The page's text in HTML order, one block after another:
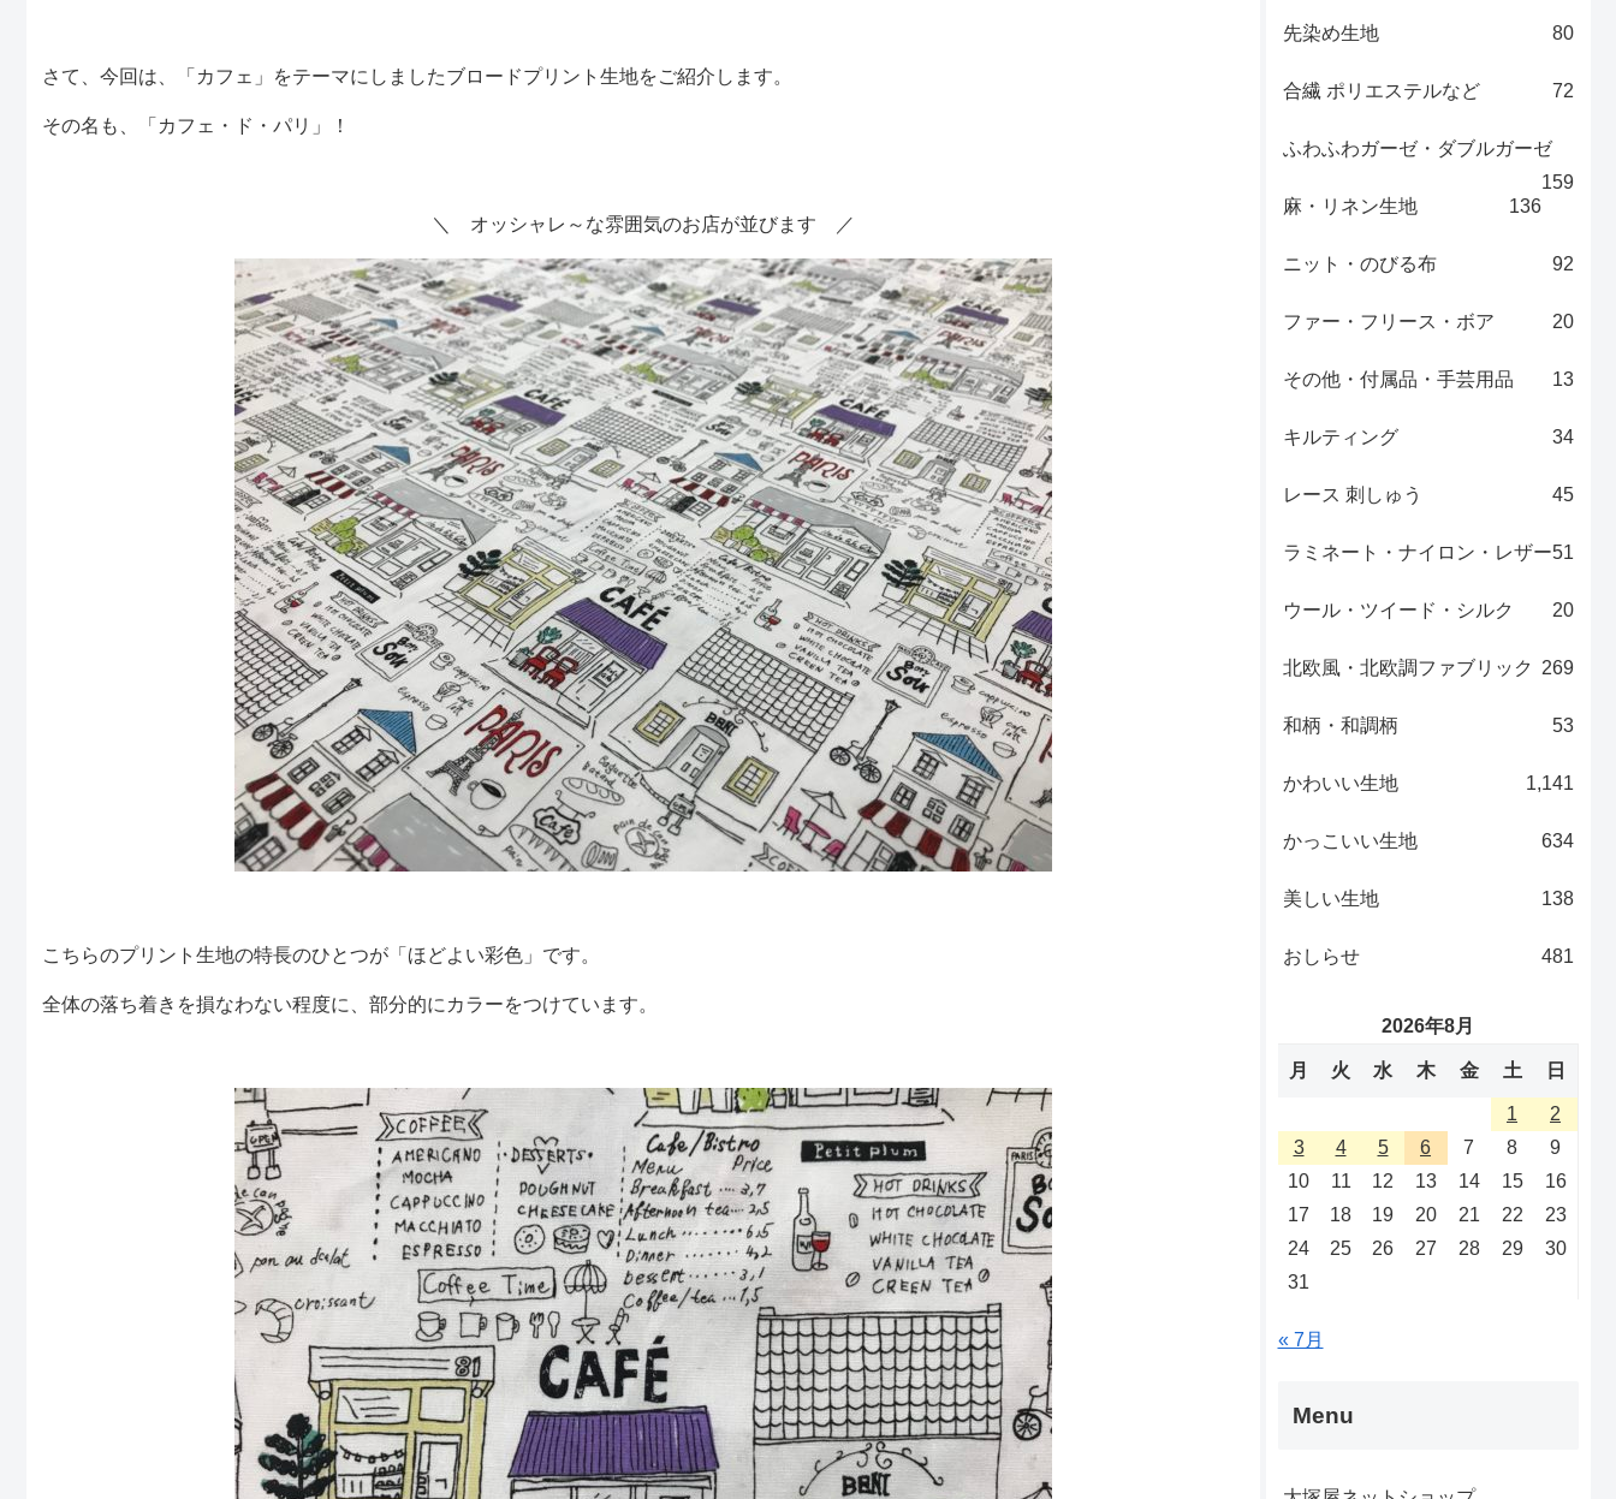
さて、今回は、「カフェ」をテーマにしましたブロードプリント生地をご紹介します。
その名も、「カフェ・ド・パリ」！
＼ オッシャレ～な雰囲気のお店が並びます ／
こちらのプリント生地の特長のひとつが「ほどよい彩色」です。
全体の落ち着きを損なわない程度に、部分的にカラーをつけています。
先染め生地 80
合繊 ポリエステルなど 72
ふわふわガーゼ・ダブルガーゼ
159
麻・リネン生地
136
ニット・のびる布 92
ファー・フリース・ボア 20
その他・付属品・手芸用品 13
キルティング 34
レース 刺しゅう 45
ラミネート・ナイロン・レザー51
ウール・ツイード・シルク 20
北欧風・北欧調ファブリック 269
和柄・和調柄 53
かわいい生地 1,141
かっこいい生地 634
美しい生地 138
おしらせ 481
2026年8月
月 火 水 木 金 土 日
1
2
3
4 5 6 7 8
9
10
11 12 13 14 15
16
17
18 19 20 21 22
23
24
25 26 27 28 29
30
31
« 7月
Menu